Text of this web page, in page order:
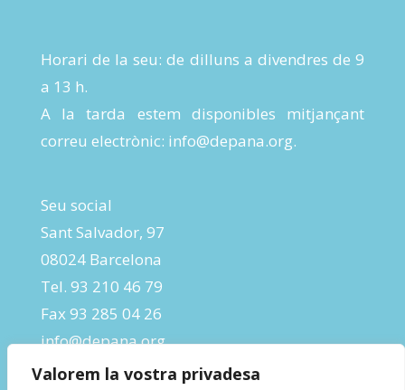
Valorem la vostra privadesa
Horari de la seu: de dilluns a divendres de 9
a 13 h.
A la tarda estem disponibles mitjançant
correu electrònic: info@depana.org.
Seu social
Sant Salvador, 97
08024 Barcelona
Tel. 93 210 46 79
Fax 93 285 04 26
info@depana.org